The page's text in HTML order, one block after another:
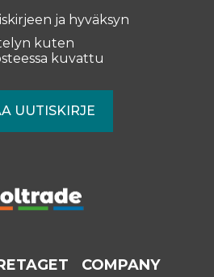
ja hyväksyn
kuten
kuvattu
COMPANY